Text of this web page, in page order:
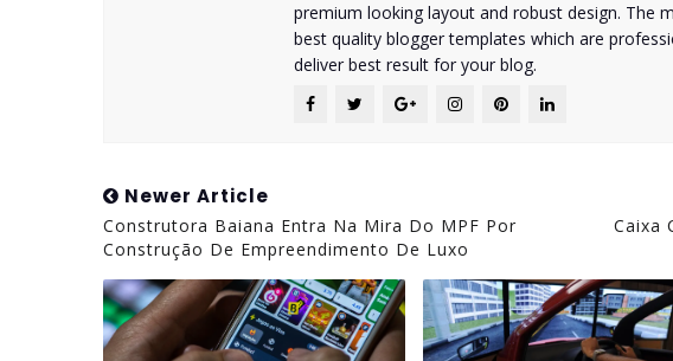
premium looking layout and robust design. The
best quality blogger templates which are
deliver best result for your blog.
Newer Article
Construtora Baiana Entra Na Mira Do MPF Por
Construção De Empreendimento De Luxo
Caixa